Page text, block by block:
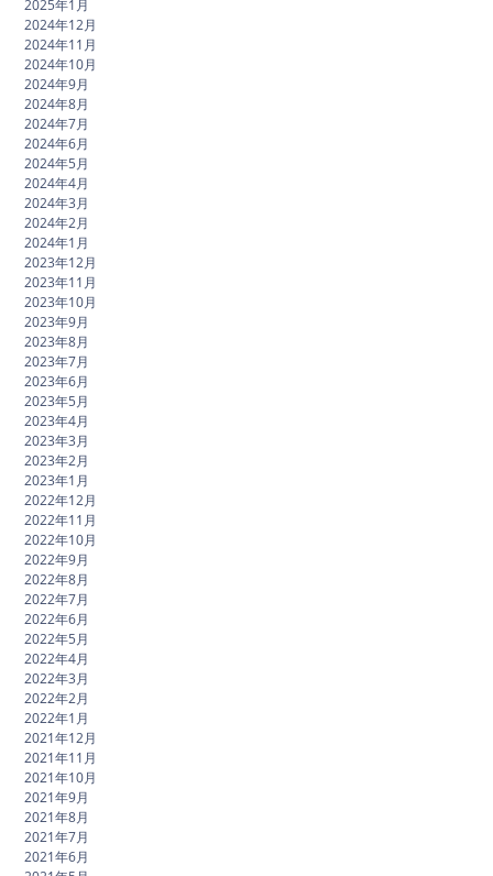
2025年1月
2024年12月
2024年11月
2024年10月
2024年9月
2024年8月
2024年7月
2024年6月
2024年5月
2024年4月
2024年3月
2024年2月
2024年1月
2023年12月
2023年11月
2023年10月
2023年9月
2023年8月
2023年7月
2023年6月
2023年5月
2023年4月
2023年3月
2023年2月
2023年1月
2022年12月
2022年11月
2022年10月
2022年9月
2022年8月
2022年7月
2022年6月
2022年5月
2022年4月
2022年3月
2022年2月
2022年1月
2021年12月
2021年11月
2021年10月
2021年9月
2021年8月
2021年7月
2021年6月